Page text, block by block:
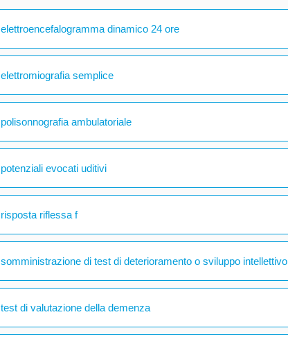
elettroencefalogramma dinamico 24 ore
elettromiografia semplice
polisonnografia ambulatoriale
potenziali evocati uditivi
risposta riflessa f
somministrazione di test di deterioramento o sviluppo intellettivo
test di valutazione della demenza